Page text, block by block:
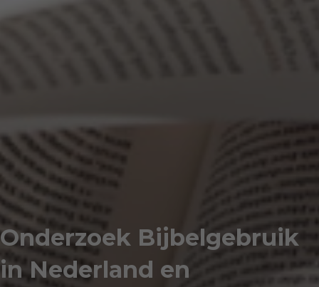
Onderzoek Bijbelgebruik
in Nederland en